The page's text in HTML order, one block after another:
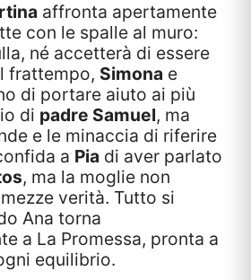
affronta apertamente
con le spalle al muro:
né accetterà di essere
frattempo, Simona e
di portare aiuto ai più
di padre Samuel, ma
e le minaccia di riferire
a Pia di aver parlato
, ma la moglie non
verità. Tutto si
Ana torna
a La Promessa, pronta a
equilibrio.